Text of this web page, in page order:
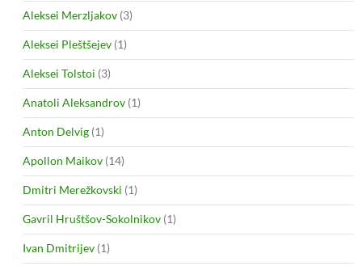
Aleksei Merzljakov (3)
Aleksei Pleštšejev (1)
Aleksei Tolstoi (3)
Anatoli Aleksandrov (1)
Anton Delvig (1)
Apollon Maikov (14)
Dmitri Merežkovski (1)
Gavril Hruštšov-Sokolnikov (1)
Ivan Dmitrijev (1)